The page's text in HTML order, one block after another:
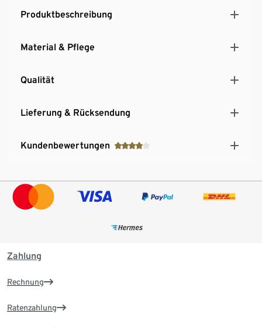
Produktbeschreibung
Material & Pflege
Qualität
Lieferung & Rücksendung
Kundenbewertungen
Zahlung
Rechnung
Ratenzahlung